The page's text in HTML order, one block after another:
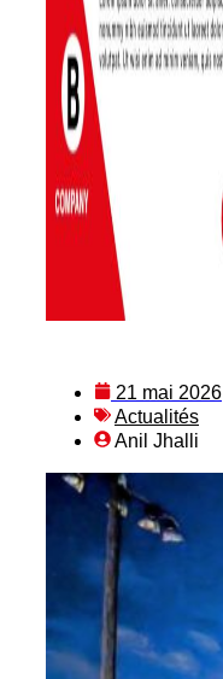
21 mai 2026
Actualités
Anil Jhalli